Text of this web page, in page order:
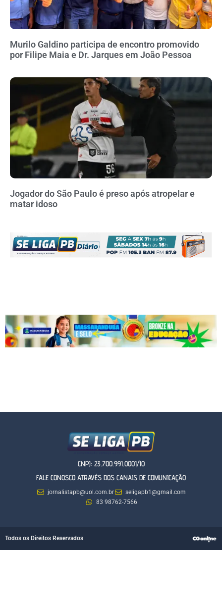
Murilo Galdino participa de encontro promovido
por Filipe Maia e Dr. Jarques em João Pessoa
Jogador do São Paulo é preso após atropelar e
matar idoso
CNPJ: 23.700.991.0001/10
FALE CONOSCO ATRAVÉS DOS CANAIS DE COMUNICAÇÃO
jornalistapb@uol.com.br
seligapb1@gmail.com
83 98762-7566
Todos os Direitos Reservados